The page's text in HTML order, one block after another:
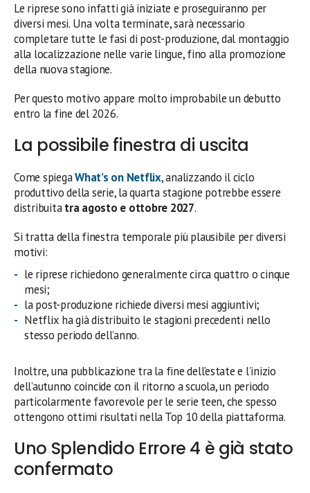
Le riprese sono infatti già iniziate e proseguiranno per
diversi mesi. Una volta terminate, sarà necessario
completare tutte le fasi di post-produzione, dal montaggio
alla localizzazione nelle varie lingue, fino alla promozione
della nuova stagione.
Per questo motivo appare molto improbabile un debutto
entro la fine del 2026.
La possibile finestra di uscita
Come spiegaWhat’s on Netflix, analizzando il ciclo
produttivo della serie, la quarta stagione potrebbe essere
distribuitatra agosto e ottobre 2027.
Si tratta della finestra temporale più plausibile per diversi
motivi:
le riprese richiedono generalmente circa quattro o cinque
mesi;
la post-produzione richiede diversi mesi aggiuntivi;
Netflix ha già distribuito le stagioni precedenti nello
stesso periodo dell’anno.
Inoltre, una pubblicazione tra la fine dell’estate e l’inizio
dell’autunno coincide con il ritorno a scuola, un periodo
particolarmente favorevole per le serie teen, che spesso
ottengono ottimi risultati nella Top 10 della piattaforma.
Uno Splendido Errore 4 è già stato
confermato